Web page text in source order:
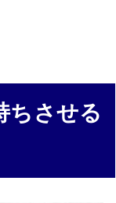
ちさせる